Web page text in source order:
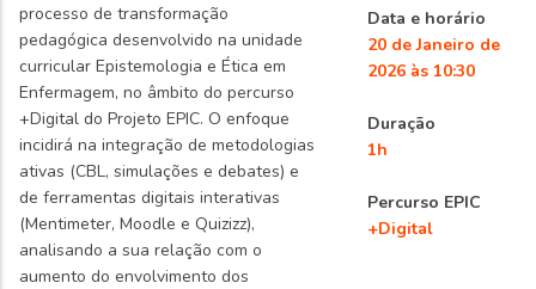
processo de transformação
pedagógica desenvolvido na unidade
curricular Epistemologia e Ética em
Enfermagem, no âmbito do percurso
+Digital do Projeto EPIC. O enfoque
incidirá na integração de metodologias
ativas (CBL, simulações e debates) e
de ferramentas digitais interativas
(Mentimeter, Moodle e Quizizz),
analisando a sua relação com o
aumento do envolvimento dos
Data e horário
20 de Janeiro de
2026 às 10:30
Duração
1h
Percurso EPIC
+Digital